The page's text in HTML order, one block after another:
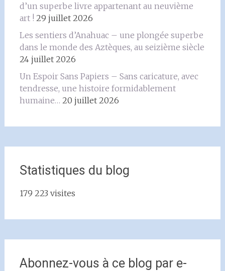
d’un superbe livre appartenant au neuvième
art ! 29 juillet 2026
Les sentiers d’Anahuac – une plongée superbe
dans le monde des Aztèques, au seizième siècle
24 juillet 2026
Un Espoir Sans Papiers – Sans caricature, avec
tendresse, une histoire formidablement
humaine… 20 juillet 2026
Statistiques du blog
179 223 visites
Abonnez-vous à ce blog par e-